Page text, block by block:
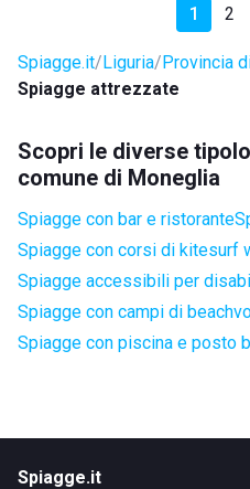
1 2
Spiagge.it Liguria Provincia
Spiagge attrezzate
Scopri le diverse
comune di Moneglia
Spiagge con bar e ristorante
Spiagge con corsi di kitesurf
Spiagge accessibili per
Spiagge con campi di
Spiagge con piscina e posto
Spiagge.it